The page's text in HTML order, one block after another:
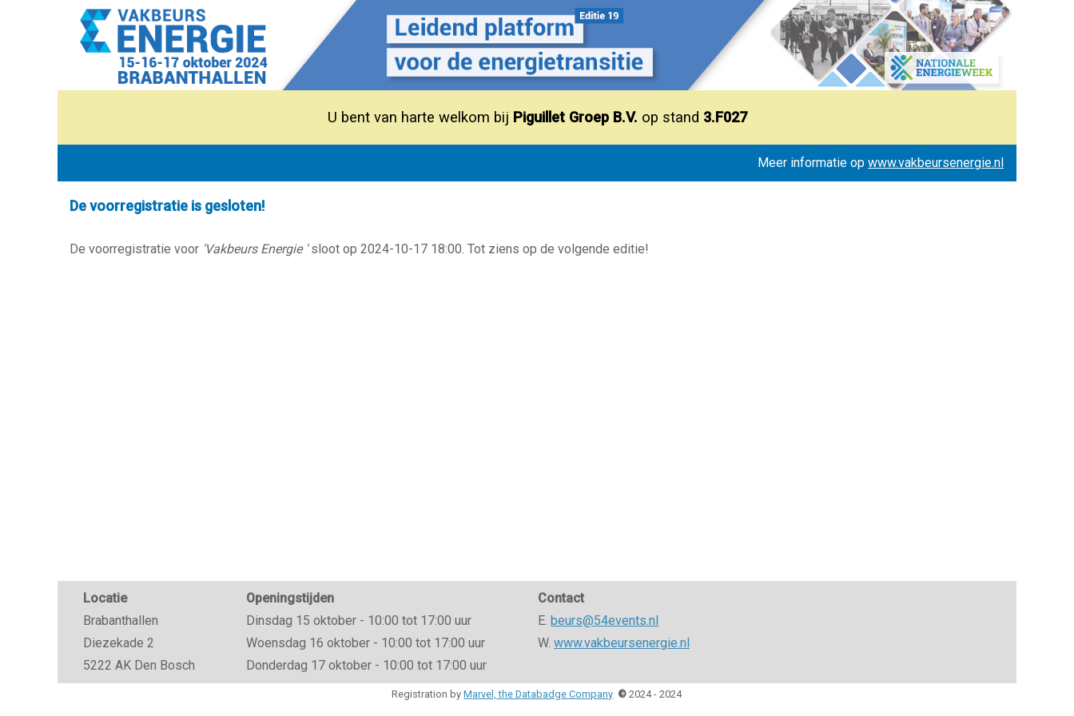
U bent van harte welkom bij Piguillet Groep B.V. op stand 3.F027
Meer informatie op www.vakbeursenergie.nl
De voorregistratie is gesloten!
De voorregistratie voor 'Vakbeurs Energie ' sloot op 2024-10-17 18:00. Tot ziens op de volgende editie!
Locatie
Brabanthallen
Diezekade 2
5222 AK Den Bosch
Openingstijden
Dinsdag 15 oktober - 10:00 tot 17:00 uur
Woensdag 16 oktober - 10:00 tot 17:00 uur
Donderdag 17 oktober - 10:00 tot 17:00 uur
Contact
E. beurs@54events.nl
W. www.vakbeursenergie.nl
Registration byMarvel, the Databadge Company © 2024 - 2024